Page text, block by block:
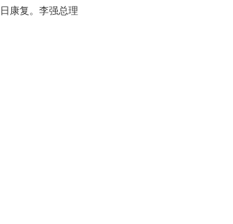
康复。李强总理